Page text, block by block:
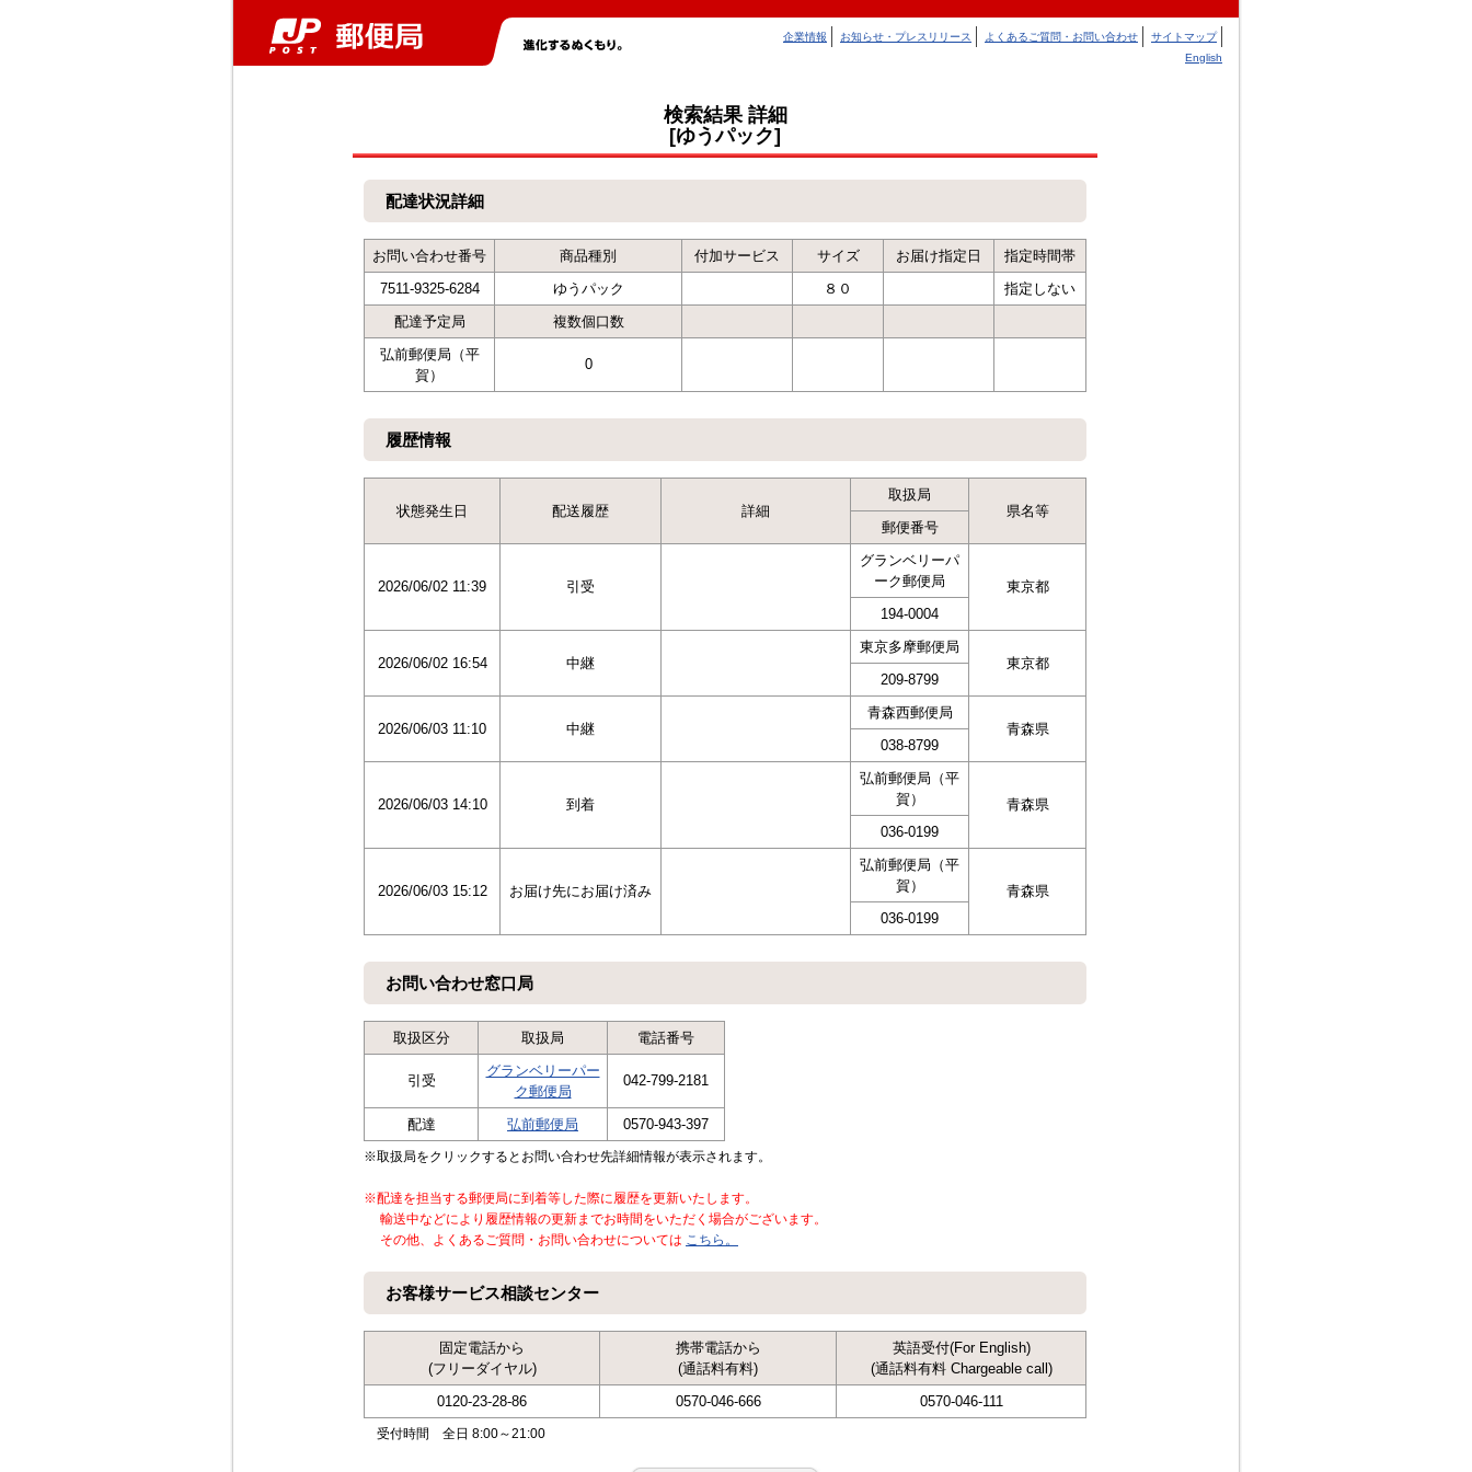
企業情報 お知らせ・プレスリリース よくあるご質問・お問い合わせ
サイトマップ
English
検索結果 詳細
[ゆうパック]
配達状況詳細
お問い合わせ番号 商品種別 付加サービス サイズ お届け指定日
指定時間帯
7511-9325-6284
ゆうパック ８０
指定しない
配達予定局
複数個口数
弘前郵便局（平
賀）
0
履歴情報
状態発生日 配送履歴 詳細
取扱局
県名等
郵便番号
2026/06/02 11:39 引受
グランベリーパ
ーク郵便局
東京都
194-0004
2026/06/02 16:54 中継
東京多摩郵便局
東京都
209-8799
2026/06/03 11:10 中継
青森西郵便局
青森県
038-8799
2026/06/03 14:10 到着
弘前郵便局（平
賀）
青森県
036-0199
2026/06/03 15:12 お届け先にお届け済み
弘前郵便局（平
賀）
青森県
036-0199
お問い合わせ窓口局
取扱区分 取扱局 電話番号
引受
グランベリーパー
ク郵便局
042-799-2181
配達 弘前郵便局 0570-943-397
※取扱局をクリックするとお問い合わせ先詳細情報が表示されます。
※配達を担当する郵便局に到着等した際に履歴を更新いたします。
輸送中などにより履歴情報の更新までお時間をいただく場合がございます。
その他、よくあるご質問・お問い合わせについては こちら。
お客様サービス相談センター
固定電話から
(フリーダイヤル)
携帯電話から
(通話料有料)
英語受付(For English)
(通話料有料 Chargeable call)
0120-23-28-86
0570-046-666 0570-046-111
受付時間 全日 8:00～21:00